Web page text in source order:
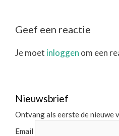
Geef een reactie
Je moet inloggen om een
Nieuwsbrief
Ontvang als eerste de nieuwe
Email